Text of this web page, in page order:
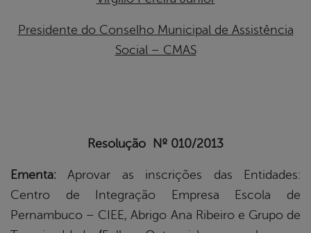
Presidente do Conselho Municipal de Assistência
Social – CMAS
Resolução Nº 010/2013
Ementa: Aprovar as inscrições das Entidades:
Centro de Integração Empresa Escola de
Pernambuco – CIEE, Abrigo Ana Ribeiro e Grupo de